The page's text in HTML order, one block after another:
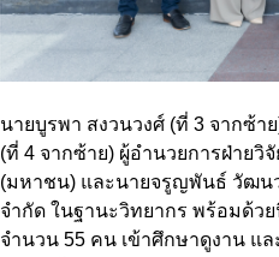
นายบูรพา สงวนวงศ์ (ที่ 3 จากซ้า
(ที่ 4 จากซ้าย) ผู้อำนวยการฝ่าย
(มหาชน) และนายจรูญพันธ์ วัฒนว
จำกัด ในฐานะวิทยากร พร้อมด้ว
จำนวน 55 คน เข้าศึกษาดูงาน แ